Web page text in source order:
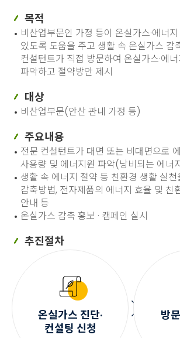
목적
비산업부문인 가정 등이 온실가스·에너
있도록 도움을 주고 생활 속 온실가스 감
컨설턴트가 직접 방문하여 온실가스·에
파악하고 절약방안 제시
대상
비산업부문(안산 관내 가정 등)
주요내용
전문 컨설턴트가 대면 또는 비대면으로
사용량 및 에너지원 파악(낭비되는 에너
생활 속 에너지 절약 등 친환경 생활 실
감축방법, 전자제품의 에너지 효율 및 친
안내 등
온실가스 감축 홍보 · 캠페인 실시
추진절차
온실가스 진단·
컨설팅 신청
방